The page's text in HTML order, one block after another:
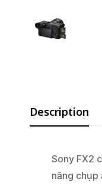
Description
Sony FX2
năng chụp